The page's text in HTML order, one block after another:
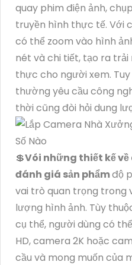
quay phim điện ảnh,
truyền hình thực tế. Với
có thể zoom vào hình
nét và chi tiết, tạo ra trải
thực cho người xem.
thường yêu cầu công
thời cũng đòi hỏi dung
💲Vói những thiết kế
đánh giá sản phẩmđộ
vai trò quan trọng trong
lượng hình ảnh. Tùy
cụ thể, người dùng có
HD, camera 2K hoặc
cầu và mong muốn của